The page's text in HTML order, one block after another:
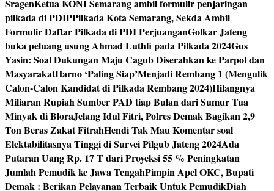
SragenKetua KONI Semarang ambil formulir penjaringan
pilkada di PDIPPilkada Kota Semarang, Sekda Ambil
Formulir Daftar Pilkada di PDI PerjuanganGolkar Jateng
buka peluang usung Ahmad Luthfi pada Pilkada 2024Gus
Yasin: Soal Dukungan Maju Cagub Diserahkan ke Parpol dan
MasyarakatHarno ‘Paling Siap’Menjadi Rembang 1 (Mengulik
Calon-Calon Kandidat di Pilkada Rembang 2024)Hilangnya
Miliaran Rupiah Sumber PAD tiap Bulan dari Sumur Tua
Minyak di BloraJelang Idul Fitri, Polres Demak Bagikan 2,9
Ton Beras Zakat FitrahHendi Tak Mau Komentar soal
Elektabilitasnya Tinggi di Survei Pilgub Jateng 2024Ada
Putaran Uang Rp. 17 T dari Proyeksi 55 % Peningkatan
Jumlah Pemudik ke Jawa TengahPimpin Apel OKC, Bupati
Demak : Berikan Pelayanan Terbaik Untuk PemudikDiah